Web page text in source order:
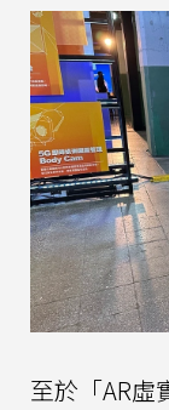
至於「AR虛